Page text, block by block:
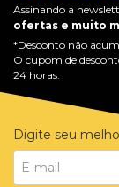
Assinando a
ofertas e muito
*Desconto não
O cupom de
24 horas.
Digite seu